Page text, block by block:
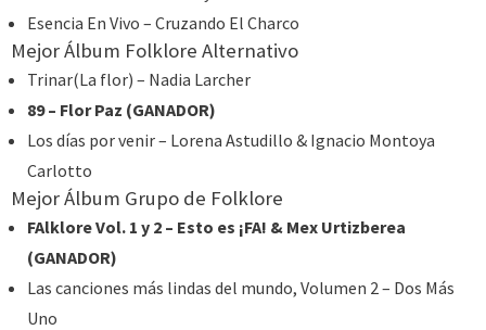
Esencia En Vivo – Cruzando El Charco
Mejor Álbum Folklore Alternativo
Trinar(La flor) – Nadia Larcher
89 – Flor Paz (GANADOR)
Los días por venir – Lorena Astudillo & Ignacio Montoya
Carlotto
Mejor Álbum Grupo de Folklore
FAlklore Vol. 1 y 2 – Esto es ¡FA! & Mex Urtizberea
(GANADOR)
Las canciones más lindas del mundo, Volumen 2 – Dos Más
Uno